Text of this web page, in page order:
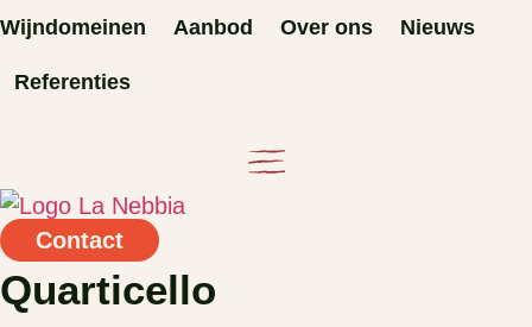
Ga
de
Wijndomeinen Aanbod Over ons Nieuws
Referenties
Contact
Quarticello